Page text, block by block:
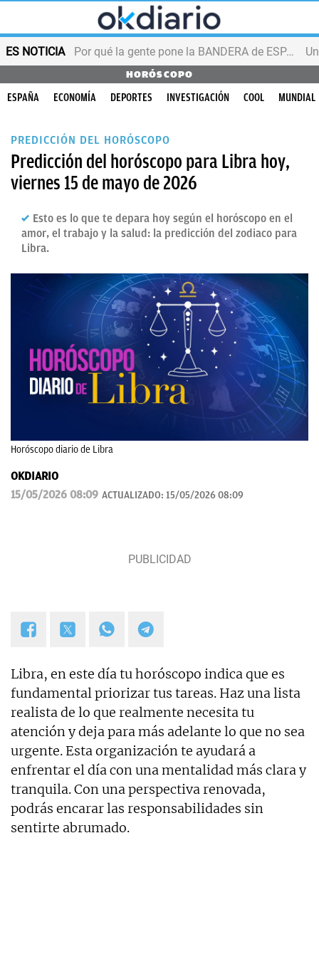
ES NOTICIA Por qué la gente pone la BANDERA de ESPAÑA en el balcón
HORÓSCOPO
ESPAÑA ECONOMÍA DEPORTES INVESTIGACIÓN COOL MUNDIAL
PREDICCIÓN DEL HORÓSCOPO
Predicción del horóscopo para Libra hoy,
viernes 15 de mayo de 2026
Esto es lo que te depara hoy según el horóscopo en el
amor, el trabajo y la salud: la predicción del zodiaco para
Libra.
Horóscopo diario de Libra
OKDIARIO
15/05/2026 08:09 ACTUALIZADO: 15/05/2026 08:09
Libra, en este día tu horóscopo indica que es
fundamental priorizar tus tareas. Haz una lista
realista de lo que realmente necesita tu
atención y deja para más adelante lo que no sea
urgente. Esta organización te ayudará a
enfrentar el día con una mentalidad más clara y
tranquila. Con una perspectiva renovada,
podrás encarar las responsabilidades sin
sentirte abrumado.